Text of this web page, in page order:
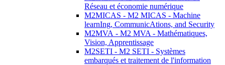
Réseau et économie numérique
M2MICAS - M2 MICAS - Machine
learnIng, CommunicAtions, and Security
M2MVA - M2 MVA - Mathématiques,
Vision, Apprentissage
M2SETI - M2 SETI - Systèmes
embarqués et traitement de l'information